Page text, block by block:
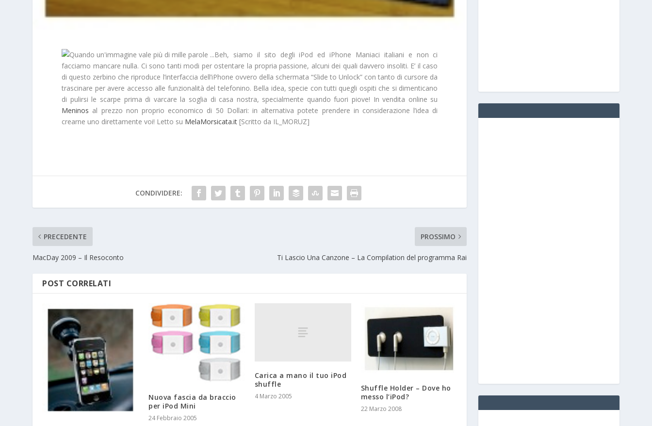
Beh, siamo il sito degli iPod ed iPhone Maniaci italiani e non ci
facciamo mancare nulla. Ci sono tanti modi per ostentare la propria passione, alcuni dei quali davvero insoliti. E’ il caso
di questo zerbino che riproduce l’interfaccia dell’iPhone ovvero della schermata “Slide to Unlock” con tanto di cursore da
trascinare per avere accesso alle funzionalità del telefonino. Bella idea, specie con tutti quegli ospiti che si dimenticano
di pulirsi le scarpe prima di varcare la soglia di casa nostra, specialmente quando fuori piove! In vendita online su
Meninos al prezzo non proprio economico di 50 Dollari: in alternativa potete prendere in considerazione l’idea di
crearne uno direttamente voi! Letto su MelaMorsicata.it [Scritto da IL_MORUZ]
CONDIVIDERE:
PRECEDENTE
MacDay 2009 – Il Resoconto
PROSSIMO
Ti Lascio Una Canzone – La Compilation del programma Rai
POST CORRELATI
Nuova fascia da braccio
per iPod Mini
24 Febbraio 2005
Carica a mano il tuo iPod
shuffle
4 Marzo 2005
Shuffle Holder – Dove ho
messo l’iPod?
22 Marzo 2008